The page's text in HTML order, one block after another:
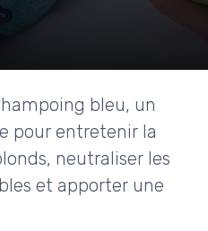
bleu, un
pour entretenir la
neutraliser les
et apporter une